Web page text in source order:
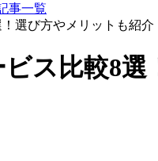
事一覧
選び方やメリットも紹介
ス比較8